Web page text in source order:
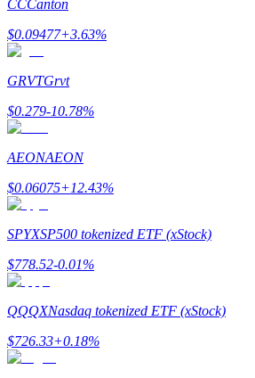
แนะนำ
กลยุทธ์การซื้อขาย
CCCanton
$0.09477+3.63%
GRVTGrvt
$0.279-10.78%
AEONAEON
$0.06075+12.43%
SPYXSP500 tokenized ETF (xStock)
$778.52-0.01%
QQQXNasdaq tokenized ETF (xStock)
$726.33+0.18%